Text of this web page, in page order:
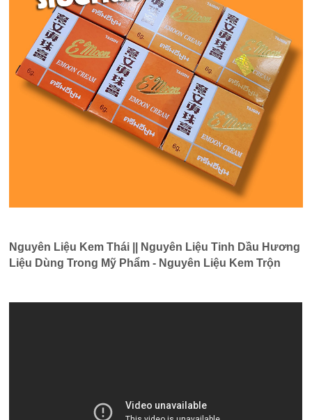
Nguyên Liệu Kem Thái || Nguyên Liệu Tinh Dầu Hương
Liệu Dùng Trong Mỹ Phẩm - Nguyên Liệu Kem Trộn